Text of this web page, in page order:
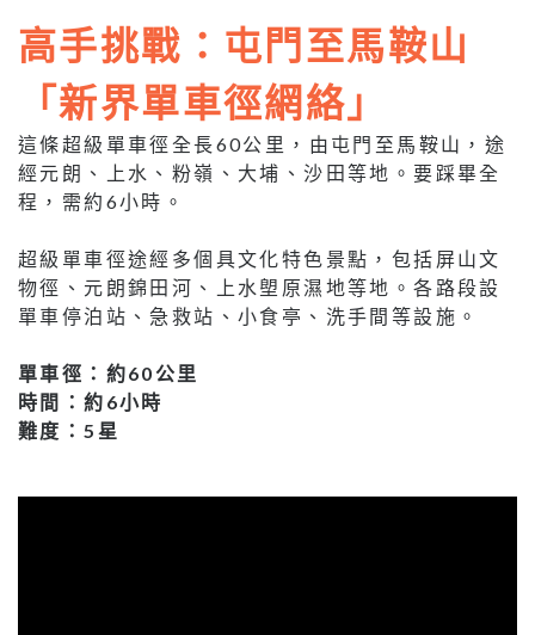
高手挑戰：屯門至馬鞍山
「新界單車徑網絡」
這條超級單車徑全長60公里，由屯門至馬鞍山，途
經元朗、上水、粉嶺、大埔、沙田等地。要踩畢全
程，需約6小時。
超級單車徑途經多個具文化特色景點，包括屏山文
物徑、元朗錦田河、上水塱原濕地等地。各路段設
單車停泊站、急救站、小食亭、洗手間等設施。
單車徑：約60公里
時間：約6小時
難度：5星